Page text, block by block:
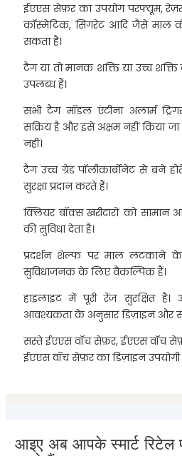
ईएएस सेफ़र का उपयोग परफ्यूम, रेज़र
कॉस्मेटिक, सिगरेट आदि जैसे माल
सकता है।
टैग या तो मानक शक्ति या उच्च
उपलब्ध हैं।
सभी टैग मॉडल एंटीना अलार्म
सक्रिय है और इसे अक्षम नहीं किया
नहीं।
टैग उच्च ग्रेड पॉलीकार्बोनेट से बने
सुरक्षा प्रदान करते हैं।
क्लियर बॉक्स खरीदारों को
की सुविधा देता है।
प्रदर्शन शेल्फ पर माल लटकाने
सुविधाजनक के लिए वैकल्पिक हैं।
हाइलाइट में पूरी रेंज सुरक्षित है।
आवश्यकता के अनुसार डिज़ाइन और
सस्ते ईएएस वॉच सेफ़र, ईएएस वॉच
ईएएस वॉच सेफ़र का डिज़ाइन
आइए अब आपके स्मार्ट रिटेल